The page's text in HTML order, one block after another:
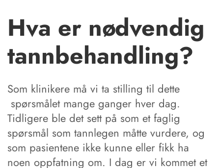
Hva er nødvendig
tannbehandling?
Som klinikere må vi ta stilling til dette
spørsmålet mange ganger hver dag.
Tidligere ble det sett på som et faglig
spørsmål som tannlegen måtte vurdere, og
som pasientene ikke kunne eller fikk ha
noen oppfatning om. I dag er vi kommet et